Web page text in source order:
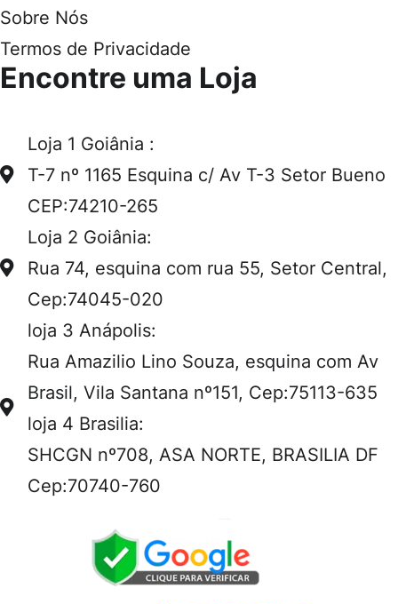
Sobre Nós
Termos de Privacidade
Encontre uma Loja
Loja 1 Goiânia :
T-7 nº 1165 Esquina c/ Av T-3 Setor Bueno
CEP:74210-265
Loja 2 Goiânia:
Rua 74, esquina com rua 55, Setor Central,
Cep:74045-020
loja 3 Anápolis:
Rua Amazilio Lino Souza, esquina com Av
Brasil, Vila Santana nº151, Cep:75113-635
loja 4 Brasilia:
SHCGN nº708, ASA NORTE, BRASILIA DF
Cep:70740-760